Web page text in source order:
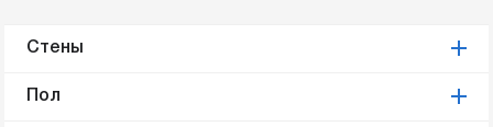
Стены
Пол